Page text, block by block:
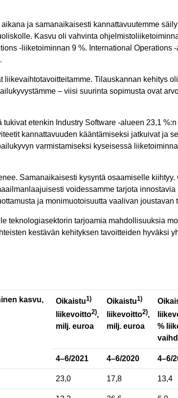
ja samanaikaisesti kannattavuutemme
Kasvu oli vahvinta
-liiketoiminnan 9 %. International Operations
Tilauskannan kehitys
– viisi suurinta sopimusta ovat
etenkin Industry Software -alueen 23,1
kannattavuuden kääntämiseksi jatkuivat ja
varmistamiseksi kyseisessä
Samanaikaisesti kysyntä osaamiselle kiihtyy.
voidessamme tarjota innostavia
ja monimuotoisuutta vaalivan joustavan
teknologiasektorin tarjoamia mahdollisuuksia
kestävän kehityksen tavoitteiden hyväksi
kasvu,
Oikaistu1)
liikevoitto2),
milj. euroa
Oikaistu1)
liikevoitto2),
milj. euroa
%
4–6/2021 4–6/2020 4–6/
23,0 17,8 13,4